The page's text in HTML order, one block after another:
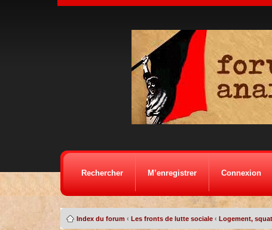
Rechercher M’enregistrer Connexion
Index du forum ‹ Les fronts de lutte sociale ‹ Logement,